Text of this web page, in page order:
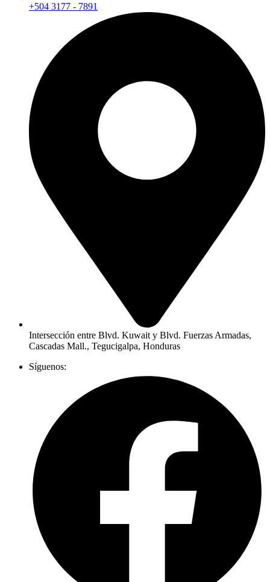
+504 3177 - 7891
Intersección entre Blvd. Kuwait y Blvd. Fuerzas Armadas,
Cascadas Mall., Tegucigalpa, Honduras
Síguenos: